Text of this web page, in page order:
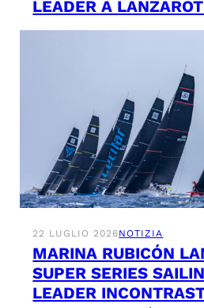
LEADER A
22 LUGLIO 2026NOTIZIA
MARINA RUBICÓN
SUPER SERIES
LEADER